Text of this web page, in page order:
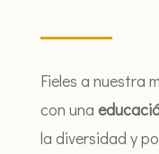
Fieles a nuestra
con una
la diversidad y